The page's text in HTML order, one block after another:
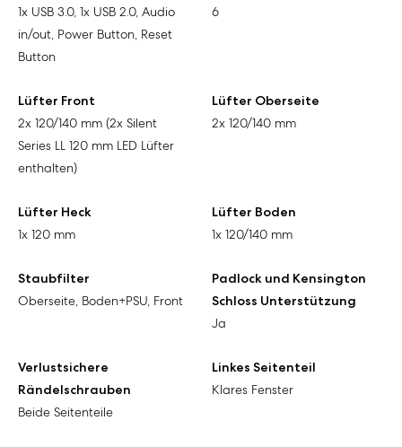
1x USB 3.0, 1x USB 2.0, Audio
in/out, Power Button, Reset
Button
6
Lüfter Front
2x 120/140 mm (2x Silent
Series LL 120 mm LED Lüfter
enthalten)
Lüfter Oberseite
2x 120/140 mm
Lüfter Heck
1x 120 mm
Lüfter Boden
1x 120/140 mm
Staubfilter
Oberseite, Boden+PSU, Front
Padlock und Kensington
Schloss Unterstützung
Ja
Verlustsichere
Rändelschrauben
Beide Seitenteile
Linkes Seitenteil
Klares Fenster